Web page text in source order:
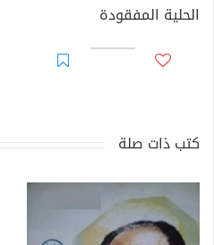
الحلية المفقودة
كتب ذات صلة